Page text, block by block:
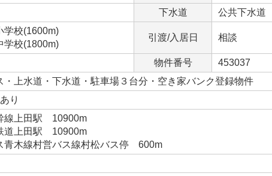
下水道
公共下水道
学校(1600m)
学校(1800m)
引渡/入居日 相談
物件番号
453037
・上水道・下水道・駐車場３台分・空き家バンク登録物件
り
線上田駅 10900m
道上田駅 10900m
青木線村営バス線村松バス停 600m